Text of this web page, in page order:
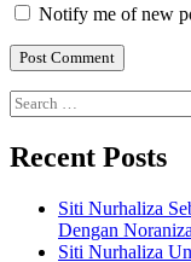
Notify me of new
Search
for:
Recent Posts
Siti Nurhaliza
Dengan
Siti Nurhaliza